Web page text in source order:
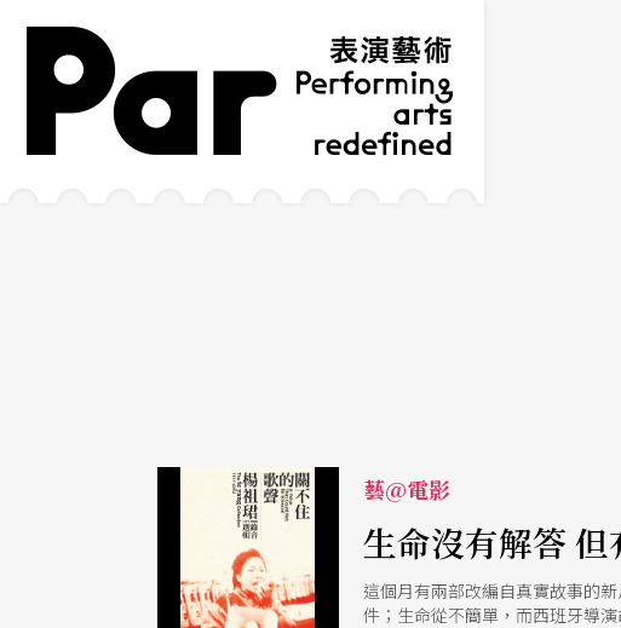
跳到主要內容區塊
網站導覽
藝@電影
生命沒有解答
這個月有兩部改編自真實故事的
件；生命從不簡單，而西班牙導